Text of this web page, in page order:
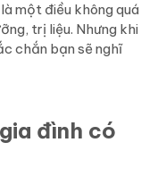
một điều không quá
trị liệu. Nhưng khi
chắn bạn sẽ nghĩ
đình có